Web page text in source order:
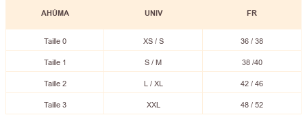
AHÚMA UNIV FR
Taille 0 XS / S 36 / 38
Taille 1 S / M 38 /40
Taille 2 L / XL 42 / 46
Taille 3 XXL 48 / 52